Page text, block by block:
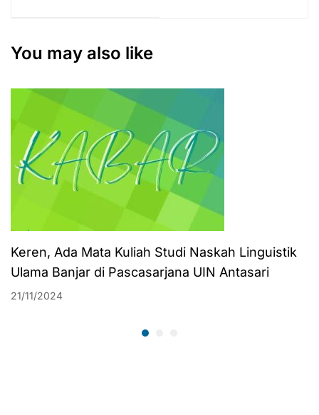
Foundation for
Culture
You may also like
Keren, Ada Mata Kuliah Studi Naskah Linguistik
Ulama Banjar di Pascasarjana UIN Antasari
21/11/2024